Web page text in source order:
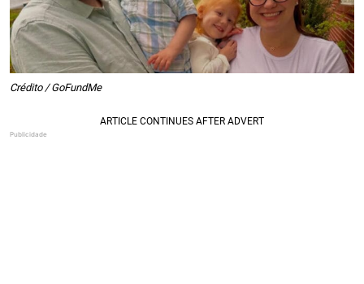
Crédito / GoFundMe